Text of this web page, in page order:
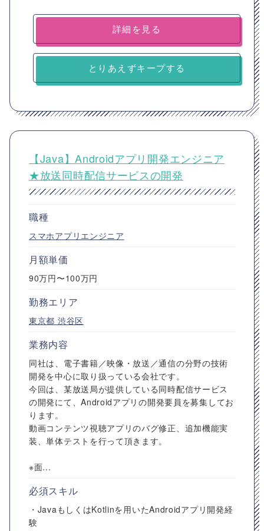
詳細を見る
とりあえずキープする
【Java】Androidアプリ開発エンジニア
★放送同時配信サービスの開発
職種
スマホアプリエンジニア
月額単価
90万円〜100万円
勤務エリア
東京都 渋谷区
業務内容
同社は、電子書籍／映像・放送／通信の分野の技術
開発を中心に取り扱っている会社です。
今回は、某放送局が提供している同時配信サービス
の開発にて、Androidアプリの開発要員を募集してお
ります。
動画コンテンツ視聴アプリのバグ修正、追加機能実
装、単体テストを行って頂きます。
※面...
必須スキル
・JavaもしくはKotlinを用いたAndroidアプリ開発経
験